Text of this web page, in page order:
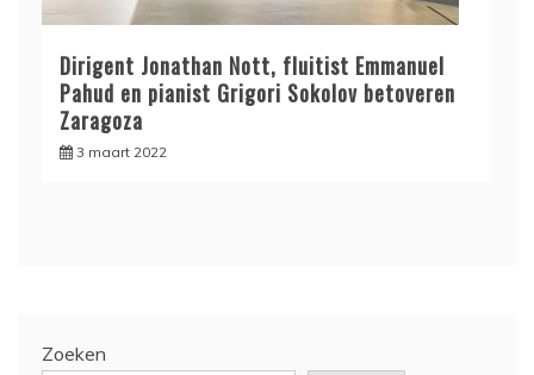
Dirigent Jonathan Nott, fluitist Emmanuel
Pahud en pianist Grigori Sokolov betoveren
Zaragoza
3 maart 2022
Zoeken